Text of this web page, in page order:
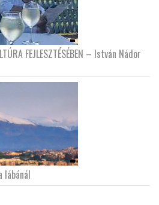
FEJLESZTÉSÉBEN – István Nádor
lábánál